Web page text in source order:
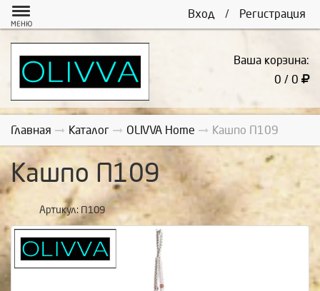
Вход / Регистрация
МЕНЮ
Ваша корзина:
0 / 0
Главная Каталог OLIVVA Home Кашпо П109
Кашпо П109
Артикул: П109